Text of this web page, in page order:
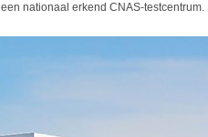
nationaal erkend CNAS-